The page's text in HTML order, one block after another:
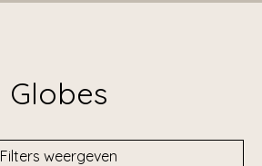
Globes
Filters weergeven